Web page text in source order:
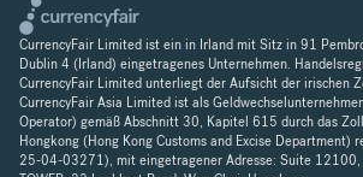
CurrencyFair Limited ist ein in Irland mit Sitz in 91
Dublin 4 (Irland) eingetragenes Unternehmen.
CurrencyFair Limited unterliegt der Aufsicht der irischen
CurrencyFair Asia Limited ist als
Operator) gemäß Abschnitt 30, Kapitel 615 durch das
Hongkong (Hong Kong Customs and Excise Department)
25-04-03271), mit eingetragener Adresse: Suite 12100,